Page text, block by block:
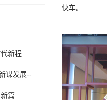
快车。
新程
谋发展--
篇